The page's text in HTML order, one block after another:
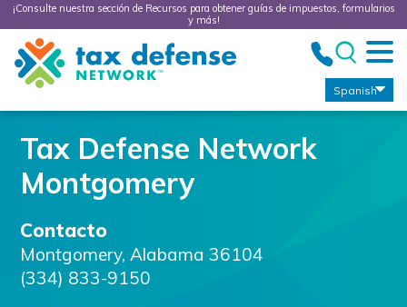
¡Consulte nuestra sección de Recursos para obtener guías de impuestos, formularios
y más!
Tax
Defense
Network
Spanish
Tax Defense Network
Montgomery
Contacto
Montgomery,Alabama 36104
(334) 833-9150